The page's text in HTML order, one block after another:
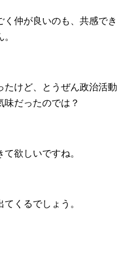
仲が良いのも、共感でき
たけど、とうぜん政治活動
味だったのでは？
欲しいですね。
くるでしょう。